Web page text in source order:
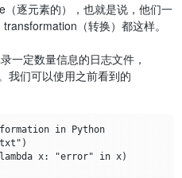
逐元素的），也就是说，他们一
（转换）都这样。
定数量信息的日志文件，
我们可以使用之前看到的
in Python
x: "error" in x)